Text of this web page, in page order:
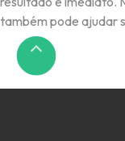
também pode ajudar